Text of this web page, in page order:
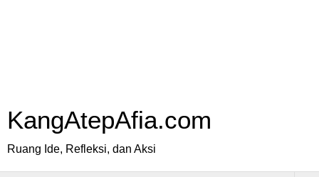
KangAtepAfia.com
Ruang Ide, Refleksi, dan Aksi